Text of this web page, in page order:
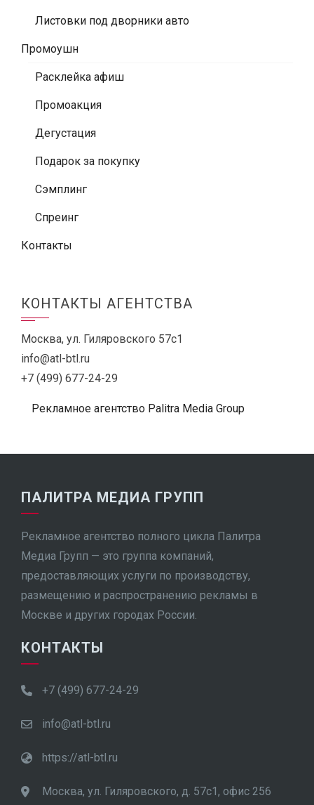
Листовки под дворники авто
Промоушн
Расклейка афиш
Промоакция
Дегустация
Подарок за покупку
Сэмплинг
Спреинг
Контакты
КОНТАКТЫ АГЕНТСТВА
Москва, ул. Гиляровского 57с1
info@atl-btl.ru
+7 (499) 677-24-29
Рекламное агентство Palitra Media Group
ПАЛИТРА МЕДИА ГРУПП
Рекламное агентство полного цикла Палитра
Медиа Групп — это группа компаний,
предоставляющих услуги по производству,
размещению и распространению рекламы в
Москве и других городах России.
КОНТАКТЫ
+7 (499) 677-24-29
info@atl-btl.ru
https://atl-btl.ru
Москва, ул. Гиляровского, д. 57с1, офис 256